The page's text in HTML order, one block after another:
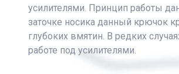
усилителями. Принцип работы
заточке носика данный крючок
глубоких вмятин. В редких
работе под усилителями.